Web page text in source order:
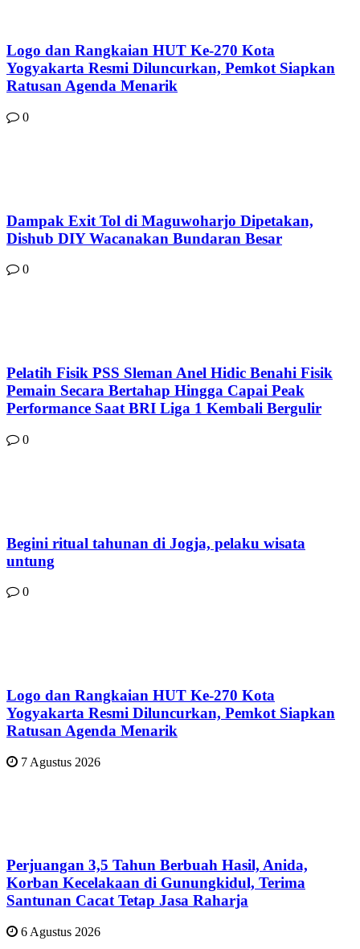
Logo dan Rangkaian HUT Ke-270 Kota
Yogyakarta Resmi Diluncurkan, Pemkot Siapkan
Ratusan Agenda Menarik
0
Dampak Exit Tol di Maguwoharjo Dipetakan,
Dishub DIY Wacanakan Bundaran Besar
0
Pelatih Fisik PSS Sleman Anel Hidic Benahi Fisik
Pemain Secara Bertahap Hingga Capai Peak
Performance Saat BRI Liga 1 Kembali Bergulir
0
Begini ritual tahunan di Jogja, pelaku wisata
untung
0
Logo dan Rangkaian HUT Ke-270 Kota
Yogyakarta Resmi Diluncurkan, Pemkot Siapkan
Ratusan Agenda Menarik
7 Agustus 2026
Perjuangan 3,5 Tahun Berbuah Hasil, Anida,
Korban Kecelakaan di Gunungkidul, Terima
Santunan Cacat Tetap Jasa Raharja
6 Agustus 2026